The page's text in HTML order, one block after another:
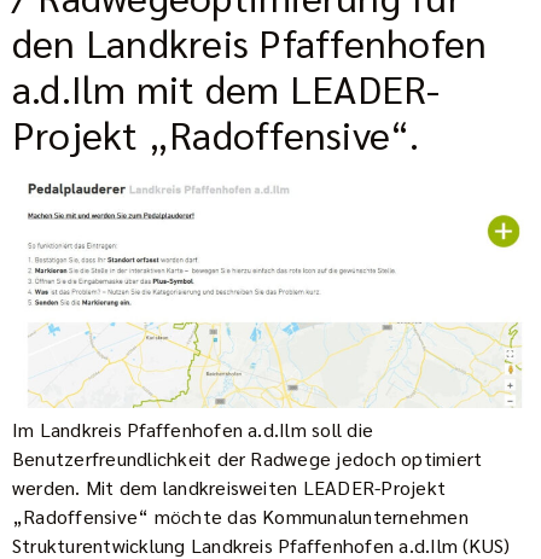
den Landkreis Pfaffenhofen
a.d.Ilm mit dem LEADER-
Projekt „Radoffensive“.
Im Landkreis Pfaffenhofen a.d.Ilm soll die
Benutzerfreundlichkeit der Radwege jedoch optimiert
werden. Mit dem landkreisweiten LEADER-Projekt
„Radoffensive“ möchte das Kommunalunternehmen
Strukturentwicklung Landkreis Pfaffenhofen a.d.Ilm (KUS)